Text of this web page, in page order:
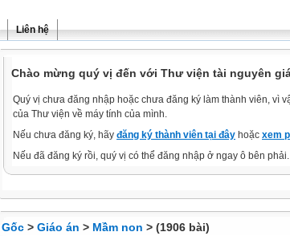
Liên hệ
Chào mừng quý vị đến với Thư viện tài nguyên
Quý vị chưa đăng nhập hoặc chưa đăng ký làm thành viên, vì
của Thư viện về máy tính của mình.
Nếu chưa đăng ký, hãy đăng ký thành viên tại đây hoặc xem
Nếu đã đăng ký rồi, quý vị có thể đăng nhập ở ngay ô bên phải.
Gốc > Giáo án > Mầm non > (1906 bài)